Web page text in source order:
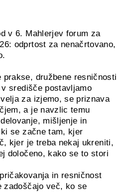
v 6. Mahlerjev forum za
odprtost za nenačrtovano,
družbene resničnosti
središče postavljamo
za izjemo, se priznava
a je navzlic temu
mišljenje in
se začne tam, kjer
kjer je treba nekaj ukreniti,
določeno, kako se to stori
in resničnost
zadoščajo več, ko se